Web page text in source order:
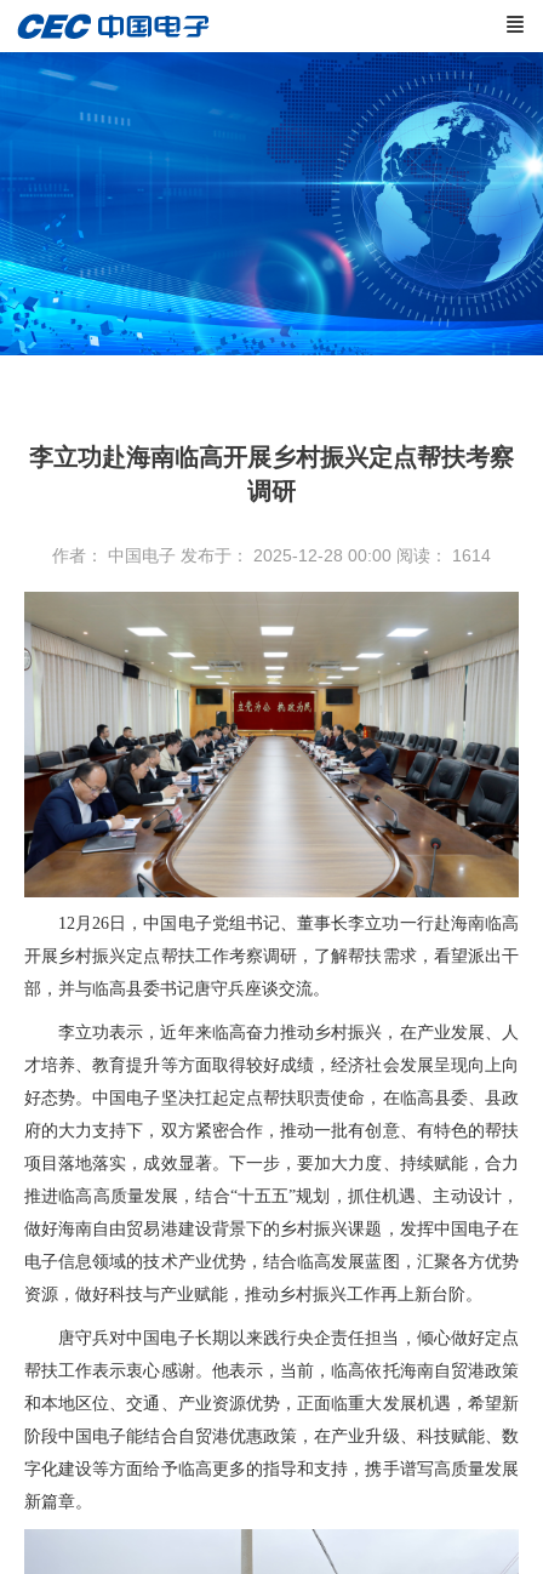
李立功赴海南临高开展乡村振兴定点帮扶考察
调研
作者： 中国电子 发布于： 2025-12-28 00:00 阅读： 1614
12月26日，中国电子党组书记、董事长李立功一行赴海南临高
开展乡村振兴定点帮扶工作考察调研，了解帮扶需求，看望派出干
部，并与临高县委书记唐守兵座谈交流。
李立功表示，近年来临高奋力推动乡村振兴，在产业发展、人
才培养、教育提升等方面取得较好成绩，经济社会发展呈现向上向
好态势。中国电子坚决扛起定点帮扶职责使命，在临高县委、县政
府的大力支持下，双方紧密合作，推动一批有创意、有特色的帮扶
项目落地落实，成效显著。下一步，要加大力度、持续赋能，合力
推进临高高质量发展，结合“十五五”规划，抓住机遇、主动设计，
做好海南自由贸易港建设背景下的乡村振兴课题，发挥中国电子在
电子信息领域的技术产业优势，结合临高发展蓝图，汇聚各方优势
资源，做好科技与产业赋能，推动乡村振兴工作再上新台阶。
唐守兵对中国电子长期以来践行央企责任担当，倾心做好定点
帮扶工作表示衷心感谢。他表示，当前，临高依托海南自贸港政策
和本地区位、交通、产业资源优势，正面临重大发展机遇，希望新
阶段中国电子能结合自贸港优惠政策，在产业升级、科技赋能、数
字化建设等方面给予临高更多的指导和支持，携手谱写高质量发展
新篇章。